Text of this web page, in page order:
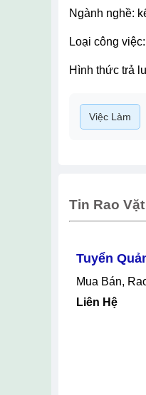
ngành nghề:
loại công
hình thức trả
Việc Làm
Tin Rao